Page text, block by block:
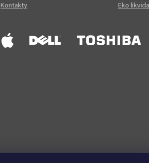
Kontakty
Eko